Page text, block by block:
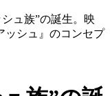
ュ族”の誕生。映
ッシュ』のコンセプ